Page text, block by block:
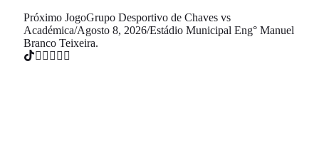
Próximo JogoGrupo Desportivo de Chaves vs
Académica/Agosto 8, 2026/Estádio Municipal Eng° Manuel
Branco Teixeira.